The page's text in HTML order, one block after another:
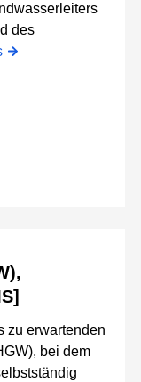
des
zu erwartenden
bei dem